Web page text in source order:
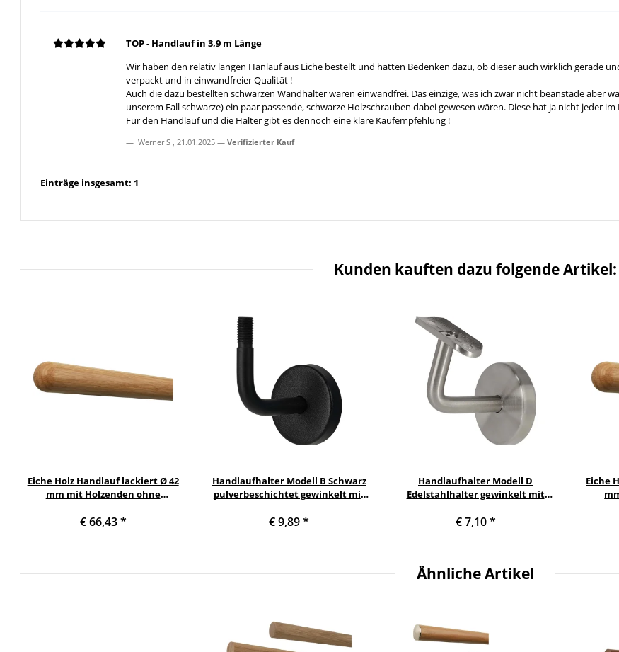
TOP - Handlauf in 3,9 m Länge
Wir haben den relativ langen Hanlauf aus Eiche bestellt und hatten Bedenken dazu, ob dieser auch wirklich gerade
verpackt und in einwandfreier Qualität !
Auch die dazu bestellten schwarzen Wandhalter waren einwandfrei. Das einzige, was ich zwar nicht beanstade aber
unserem Fall schwarze) ein paar passende, schwarze Holzschrauben dabei gewesen wären. Diese hat ja nicht jeder
Für den Handlauf und die Halter gibt es dennoch eine klare Kaufempfehlung !
Werner S , 21.01.2025 Verifizierter Kauf
Einträge insgesamt: 1
Kunden kauften dazu folgende Artikel:
Eiche Holz Handlauf lackiert Ø 42
mm mit Holzenden ohne
Halbkugel gefräst
€ 66,43*
Handlaufhalter Modell B Schwarz
pulverbeschichtet gewinkelt mit
€ 9,89*
Handlaufhalter Modell D
Edelstahlhalter gewinkelt mit
€ 7,10*
Eiche
Ähnliche Artikel